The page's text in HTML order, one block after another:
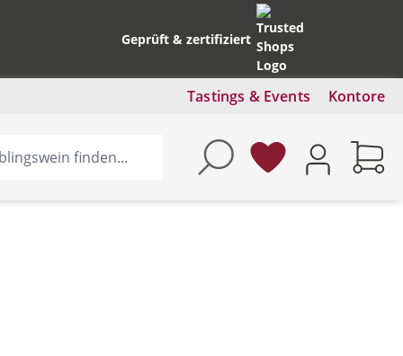
Geprüft & zertifiziert
Tastings & Events Kontore